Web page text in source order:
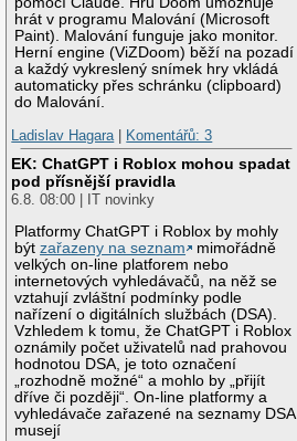
hrát v programu Malování (Microsoft
Paint). Malování funguje jako monitor.
Herní engine (ViZDoom) běží na pozadí
a každý vykreslený snímek hry vkládá
automaticky přes schránku (clipboard)
do Malování.
Ladislav Hagara
Komentářů: 3
EK: ChatGPT i Roblox mohou spadat
pod přísnější pravidla
6.8. 08:00 | IT novinky
Platformy ChatGPT i Roblox by mohly
býtzařazeny na seznam
mimořádně
velkých on-line platforem nebo
internetových vyhledávačů, na něž se
vztahují zvláštní podmínky podle
nařízení o digitálních službách (DSA).
Vzhledem k tomu, že ChatGPT i Roblox
oznámily počet uživatelů nad prahovou
hodnotou DSA, je toto označení
„rozhodně možné“ a mohlo by „přijít
dříve či později“. On-line platformy a
vyhledávače zařazené na seznamy DSA
musejí